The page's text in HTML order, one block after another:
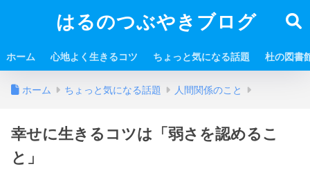
はるのつぶやきブログ
ホーム 心地よく生きるコツ ちょっと気になる話題 杜の図書
ホーム ちょっと気になる話題 人間関係のこと
幸せに生きるコツは「弱さを認めるこ
と」